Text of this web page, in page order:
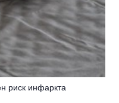
риск инфаркта